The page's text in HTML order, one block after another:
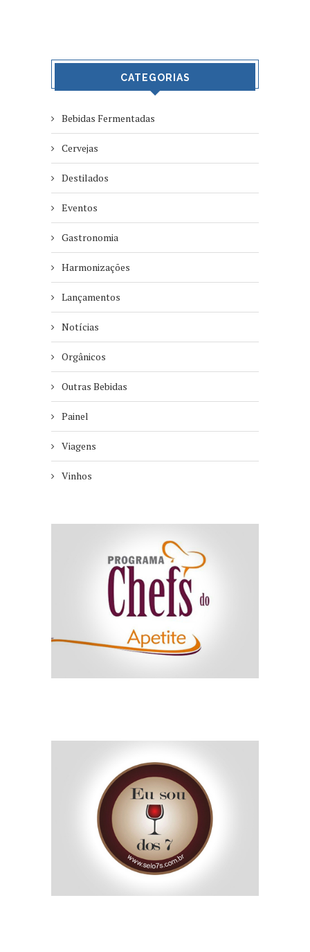
CATEGORIAS
Bebidas Fermentadas
Cervejas
Destilados
Eventos
Gastronomia
Harmonizações
Lançamentos
Notícias
Orgânicos
Outras Bebidas
Painel
Viagens
Vinhos